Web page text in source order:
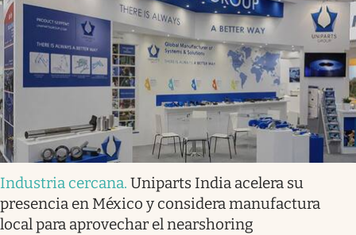
Industria cercana. Uniparts India acelera su
presencia en México y considera manufactura
local para aprovechar el nearshoring